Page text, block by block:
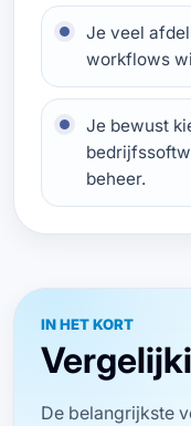
Je veel
workflows
Je bewust
beheer.
IN HET KORT
De belangrijkste